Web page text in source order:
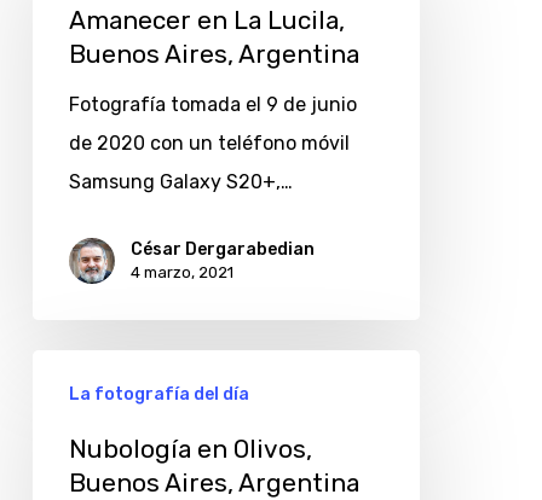
Lucila,
Buenos
Aires,
Argentina
Amanecer en La Lucila,
Buenos Aires, Argentina
Fotografía tomada el 9 de junio
de 2020 con un teléfono móvil
Samsung Galaxy S20+,…
César Dergarabedian
4 marzo, 2021
Olivos,
Buenos
La fotografía del día
Nubología en Olivos,
Buenos Aires, Argentina